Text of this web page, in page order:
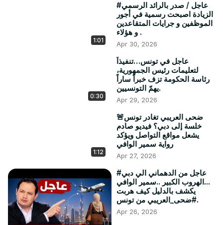
1:01
#عاجل / صدر بالرائد الرسمي
الزيادة اصبحت رسمية في أجور
الموظفين و جرايات المتقاعدين
و هؤلاء .
Apr 30, 2026
0:30
عاجل في تونس…تنفيذاً
لتعليمات رئيس الجمهورية،
رئاسة الحكومة تزف خبراً ساراً
يهمّ التونسيين.
Apr 29, 2026
1:12
🚨ضحى العريبي تغادر تونس
خلسة إلى دبي؟ فيديو صادم
يشعل مواقع التواصل ويؤكد
رواية سمير الوافي
Apr 27, 2026
#عاجل من الدهماني الي دبي
...الهروب الكبير ..سمير الوافي
يكشف بالدليل كيف هربت
#ضحى_العريبي من تونس.
Apr 26, 2026